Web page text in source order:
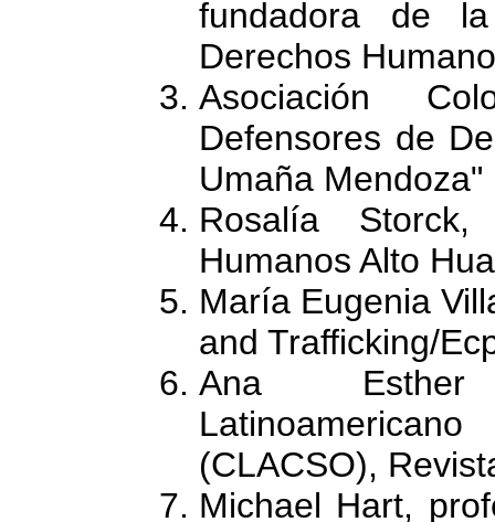
fundadora de
Derechos
Asociación
Defensores de
Umaña
Rosalía
Humanos Alto
María Eugenia
and Trafficking/
Ana Esther
(CLACSO),
Michael Hart,